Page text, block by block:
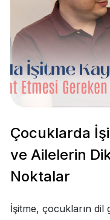
Çocuklarda
ve Ailelerin
Noktalar
İşitme, çocukların dil